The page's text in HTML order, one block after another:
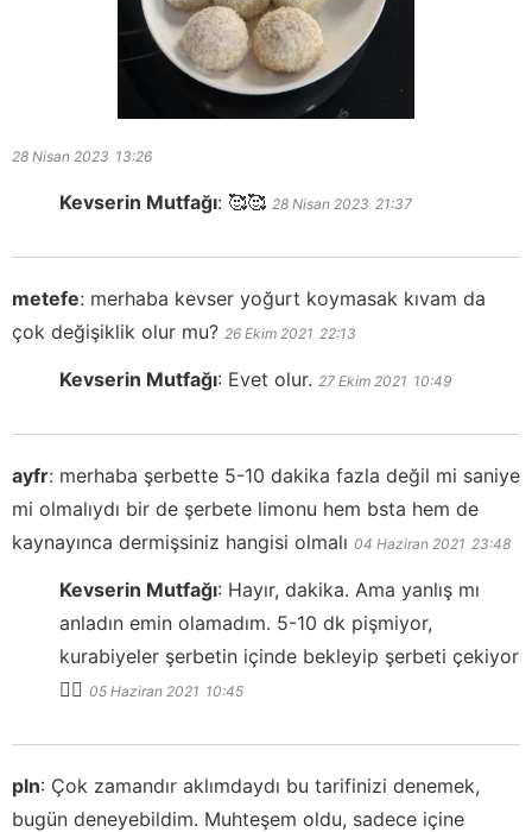
28 Nisan 2023 13:26
Kevserin Mutfağı: 🥰🥰 28 Nisan 2023 21:37
metefe: merhaba kevser yoğurt koymasak kıvam da
çok değişiklik olur mu? 26 Ekim 2021 22:13
Kevserin Mutfağı: Evet olur. 27 Ekim 2021 10:49
ayfr: merhaba şerbette 5-10 dakika fazla değil mi saniye
mi olmalıydı bir de şerbete limonu hem bsta hem de
kaynayınca dermişsiniz hangisi olmalı 04 Haziran 2021 23:48
Kevserin Mutfağı: Hayır, dakika. Ama yanlış mı
anladın emin olamadım. 5-10 dk pişmiyor,
kurabiyeler şerbetin içinde bekleyip şerbeti çekiyor
👍🏻 05 Haziran 2021 10:45
pln: Çok zamandır aklımdaydı bu tarifinizi denemek,
bugün deneyebildim. Muhteşem oldu, sadece içine